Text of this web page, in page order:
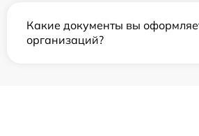
Какие документы вы
организаций?